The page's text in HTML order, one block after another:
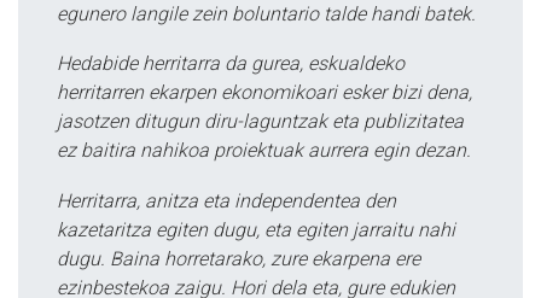
egunero langile zein boluntario talde handi batek.
Hedabide herritarra da gurea, eskualdeko
herritarren ekarpen ekonomikoari esker bizi dena,
jasotzen ditugun diru-laguntzak eta publizitatea
ez baitira nahikoa proiektuak aurrera egin dezan.
Herritarra, anitza eta independentea den
kazetaritza egiten dugu, eta egiten jarraitu nahi
dugu. Baina horretarako, zure ekarpena ere
ezinbestekoa zaigu. Hori dela eta, gure edukien